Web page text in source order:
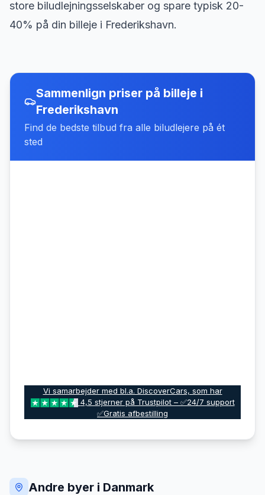
store biludlejningsselskaber og spare typisk 20-
40% på din billeje i Frederikshavn.
Sammenlign priser på billeje i
Frederikshavn
Find de bedste tilbud fra alle biludlejere på ét
sted
Vi samarbejder med bl.a. DiscoverCars, som har
4,5 stjerner på Trustpilot – ✅24/7 support
✅Gratis afbestilling
Andre byer i Danmark